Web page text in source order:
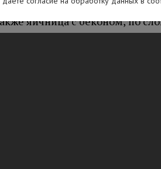
яичница с беконом, по
и потенциально вредных